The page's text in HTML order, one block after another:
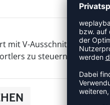
mit V-Ausschnitt. Mit
zu steuern.